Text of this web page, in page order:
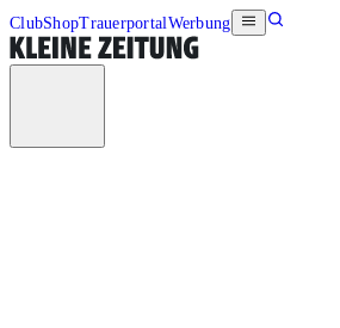
ClubShopTrauerportalWerbung